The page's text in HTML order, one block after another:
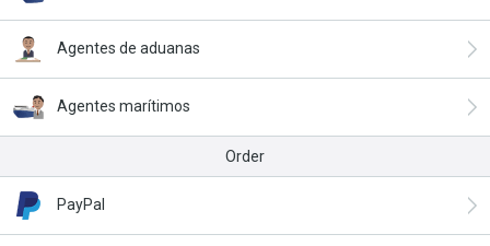
Agentes de aduanas
Agentes marítimos
Order
PayPal